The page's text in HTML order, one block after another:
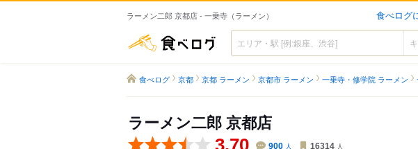
ラーメン二郎 京都店 - 一乗寺（ラーメン） 食べログ
食べログ
食べログ 京都 京都 ラーメン 京都市 ラーメン 一乗寺・修学院 ラーメン
ラーメン二郎 京都店
3.70 900 人 16314 人